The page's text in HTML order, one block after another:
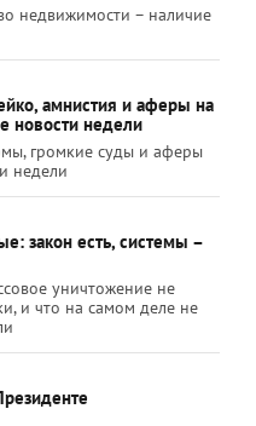
недвижимости – наличие
амнистия и аферы на
новости недели
громкие суды и аферы
недели
закон есть, системы –
уничтожение не
и что на самом деле не